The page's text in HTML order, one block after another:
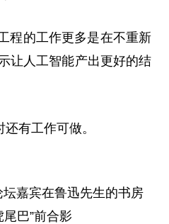
程的工作更多是在不重新
让人工智能产出更好的结
有工作可做。
嘉宾在鲁迅先生的书房
巴”前合影